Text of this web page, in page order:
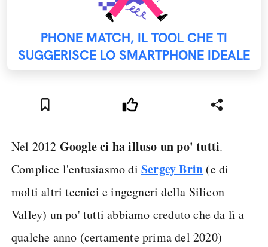
PHONE MATCH, IL TOOL CHE TI
SUGGERISCE LO SMARTPHONE IDEALE
Nel 2012 Google ci ha illuso un po' tutti.
Complice l'entusiasmo di Sergey Brin (e di
molti altri tecnici e ingegneri della Silicon
Valley) un po' tutti abbiamo creduto che da lì a
qualche anno (certamente prima del 2020)